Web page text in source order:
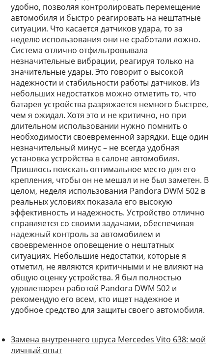
удобно, позволяя контролировать перемещение
автомобиля и быстро реагировать на нештатные
ситуации. Что касается датчиков удара, то за
неделю использования они не сработали ложно.
Система отлично отфильтровывала
незначительные вибрации, реагируя только на
значительные удары. Это говорит о высокой
надежности и стабильности работы датчиков. Из
небольших недостатков можно отметить то, что
батарея устройства разряжается немного быстрее,
чем я ожидал. Хотя это и не критично, но при
длительном использовании нужно помнить о
необходимости своевременной зарядки. Еще один
незначительный минус – не всегда удобная
установка устройства в салоне автомобиля.
Пришлось поискать оптимальное место для его
крепления, чтобы он не мешал и не был заметен. В
целом, неделя использования Pandora DWM 502 в
реальных условиях показала его высокую
эффективность и надежность. Устройство отлично
справляется со своими задачами, обеспечивая
надежный контроль за автомобилем и
своевременное оповещение о нештатных
ситуациях. Небольшие недостатки, которые я
отметил, не являются критичными и не влияют на
общую оценку устройства. Я был полностью
удовлетворен работой Pandora DWM 502 и
рекомендую его всем, кто ищет надежное и
удобное средство для защиты своего автомобиля.
Замена внутреннего шруса Mercedes Vito 638: мой
личный опыт